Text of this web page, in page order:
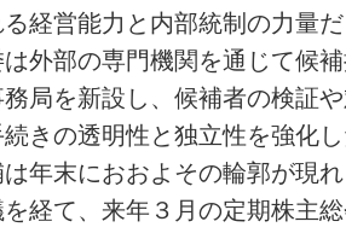
経営能力と内部統制の力量
外部の専門機関を通じて候
務局を新設し、候補者の検証
きの透明性と独立性を強化
年末におおよその輪郭が現
経て、来年３月の定期株主